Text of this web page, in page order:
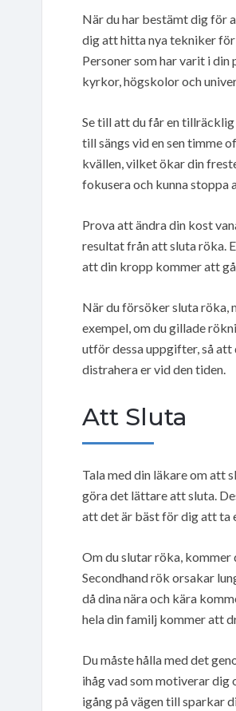
När du har bestämt dig för
dig att hitta nya tekniker
Personer som har varit i
kyrkor, högskolor och
Se till att du får en tillräcklig
till sängs vid en sen timme
kvällen, vilket ökar din
fokusera och kunna stoppa
Prova att ändra din kost
resultat från att sluta röka.
att din kropp kommer att
När du försöker sluta röka,
exempel, om du gillade
utför dessa uppgifter, så att
distrahera er vid den tiden.
Att Sluta
Tala med din läkare om att
göra det lättare att sluta.
att det är bäst för dig att ta
Om du slutar röka, kommer
Secondhand rök orsakar
då dina nära och kära
hela din familj kommer att
Du måste hålla med det
ihåg vad som motiverar dig
igång på vägen till sparkar